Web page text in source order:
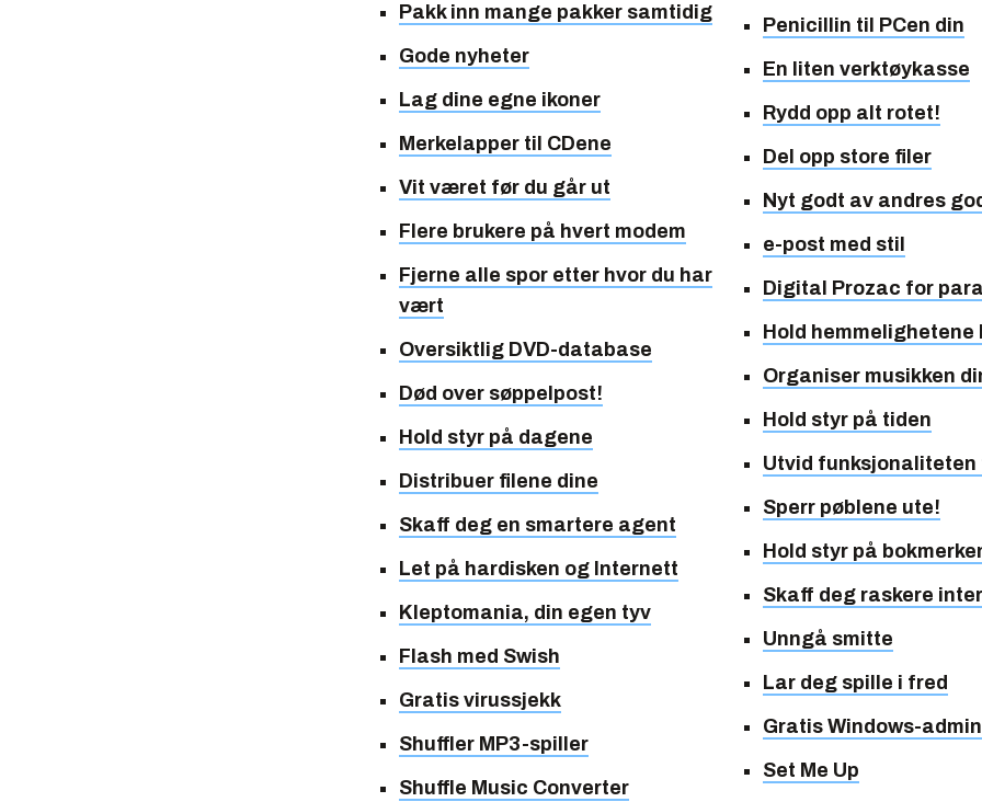
Pakk inn mange pakker samtidig
Gode nyheter
Lag dine egne ikoner
Merkelapper til CDene
Vit været før du går ut
Flere brukere på hvert modem
Fjerne alle spor etter hvor du har
vært
Oversiktlig DVD-database
Død over søppelpost!
Hold styr på dagene
Distribuer filene dine
Skaff deg en smartere agent
Let på hardisken og Internett
Kleptomania, din egen tyv
Flash med Swish
Gratis virussjekk
Shuffler MP3-spiller
Shuffle Music Converter
Penicillin til PCen din
En liten verktøykasse
Rydd opp alt rotet!
Del opp store filer
Nyt godt av andres
e-post med stil
Digital Prozac for
Hold hemmelighetene
Organiser musikken
Hold styr på tiden
Utvid funksjonaliteten
Sperr pøblene ute!
Hold styr på
Skaff deg raskere
Unngå smitte
Lar deg spille i fred
Gratis Windows-
Set Me Up